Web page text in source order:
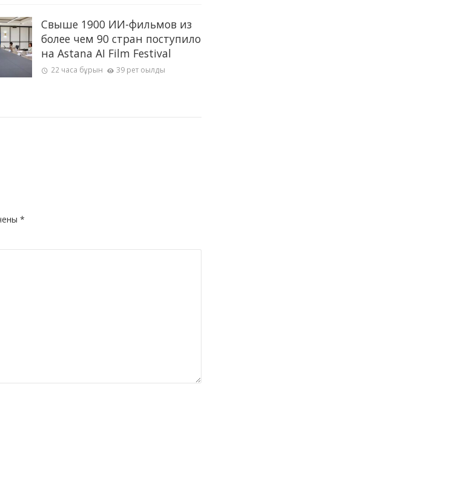
Свыше 1900 ИИ-фильмов из
более чем 90 стран поступило
на Astana AI Film Festival
22 часа бұрын 39 рет оқылды
*